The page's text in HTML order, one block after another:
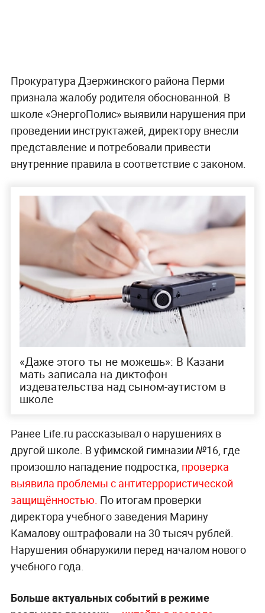
Прокуратура Дзержинского района Перми
признала жалобу родителя обоснованной. В
школе «ЭнергоПолис» выявили нарушения при
проведении инструктажей, директору внесли
представление и потребовали привести
внутренние правила в соответствие с законом.
«Даже этого ты не можешь»: В Казани
мать записала на диктофон
издевательства над сыном-аутистом в
школе
Ранее Life.ru рассказывал о нарушениях в
другой школе. В уфимской гимназии №16, где
произошло нападение подростка, проверка
выявила проблемы с антитеррористической
защищённостью. По итогам проверки
директора учебного заведения Марину
Камалову оштрафовали на 30 тысяч рублей.
Нарушения обнаружили перед началом нового
учебного года.
Больше актуальных событий в режиме